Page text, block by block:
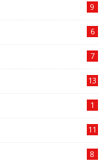
9
6
7
13
1
11
8